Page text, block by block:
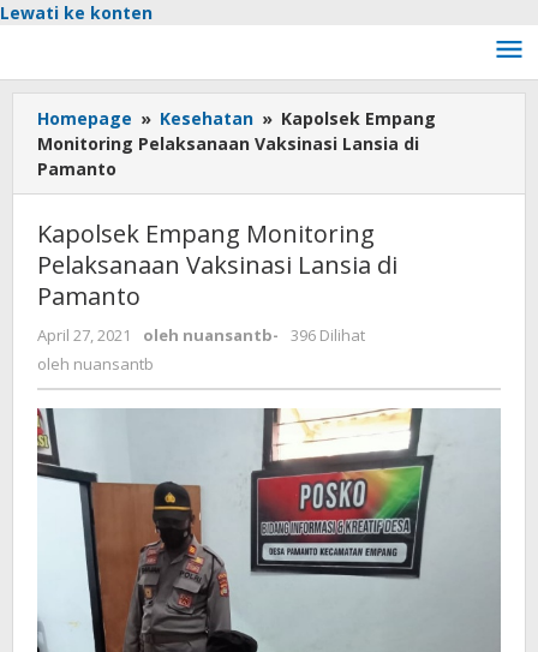
Lewati ke konten
Homepage » Kesehatan » Kapolsek Empang
Monitoring Pelaksanaan Vaksinasi Lansia di
Pamanto
Kapolsek Empang Monitoring
Pelaksanaan Vaksinasi Lansia di
Pamanto
April 27, 2021 oleh nuansantb-
396 Dilihat
oleh nuansantb